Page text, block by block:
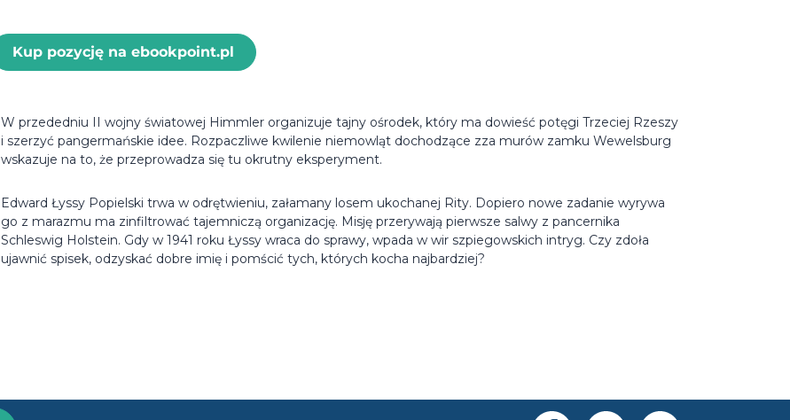
Kup pozycję na ebookpoint.pl
W przededniu II wojny światowej Himmler organizuje tajny ośrodek, który ma dowieść potęgi Trzeciej Rzeszy
i szerzyć pangermańskie idee. Rozpaczliwe kwilenie niemowląt dochodzące zza murów zamku Wewelsburg
wskazuje na to, że przeprowadza się tu okrutny eksperyment.
Edward Łyssy Popielski trwa w odrętwieniu, załamany losem ukochanej Rity. Dopiero nowe zadanie wyrywa
go z marazmu ma zinfiltrować tajemniczą organizację. Misję przerywają pierwsze salwy z pancernika
Schleswig Holstein. Gdy w 1941 roku Łyssy wraca do sprawy, wpada w wir szpiegowskich intryg. Czy zdoła
ujawnić spisek, odzyskać dobre imię i pomścić tych, których kocha najbardziej?